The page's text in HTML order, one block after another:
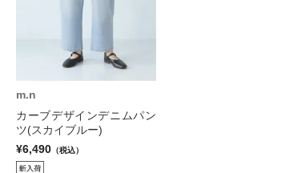
m.n
カーブデザインデニムパン
ツ(スカイブルー)
¥6,490 （税込）